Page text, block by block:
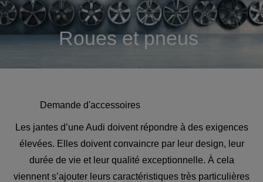
Service
Roues et pneus
Demande d'accessoires
Les jantes d’une Audi doivent répondre à des exigences
élevées. Elles doivent convaincre par leur design, leur
durée de vie et leur qualité exceptionnelle. À cela
viennent s’ajouter leurs caractéristiques très particulières